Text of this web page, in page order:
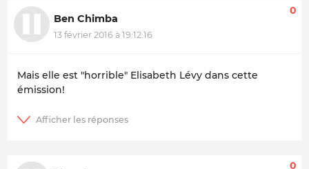
Ben Chimba
13 février 2016 à 19:12:16
0
Mais elle est "horrible" Elisabeth Lévy dans cette
émission!
0